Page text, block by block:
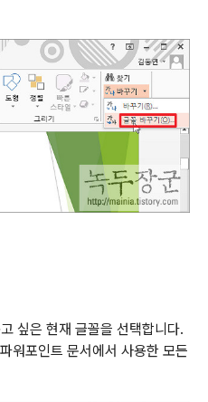
싶은 현재 글꼴을 선택합니다.
워포인트 문서에서 사용한 모든